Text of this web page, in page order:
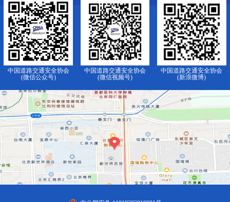
中国道路交通安全协会
(微信公众号)
中国道路交通安全协会
(微信视频号)
中国道路交通安全协会
(新浪微博)